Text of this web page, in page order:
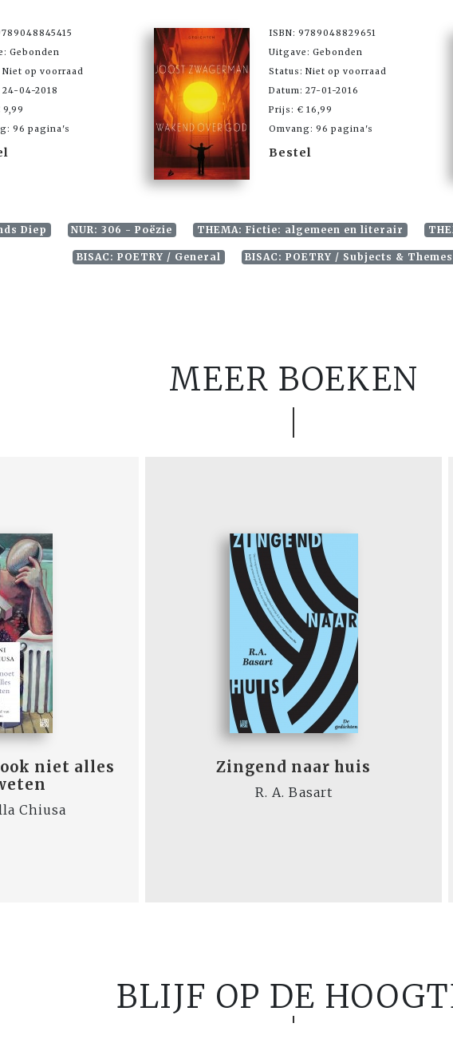
Gebonden
Niet op voorraad
24-04-2018
96 pagina's
ISBN: 9789048829651
Uitgave: Gebonden
Status: Niet op voorraad
Datum: 27-01-2016
Prijs: € 16,99
Omvang: 96 pagina's
Bestel
Diep NUR: 306 - Poëzie THEMA: Fictie: algemeen en literair
BISAC: POETRY / General BISAC: POETRY / Subjects &
MEER BOEKEN
niet alles
Chiusa
Zingend naar huis
R. A. Basart
BLIJF OP DE